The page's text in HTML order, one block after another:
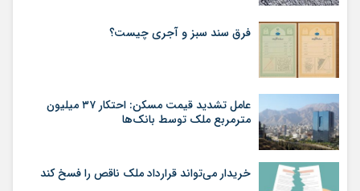
فرق سند سبز و آجری چیست؟
عامل تشدید قیمت مسکن: احتکار ۳۷ میلیون
مترمربع ملک توسط بانک‌ها
خریدار می‌تواند قرارداد ملک ناقص را فسخ کند